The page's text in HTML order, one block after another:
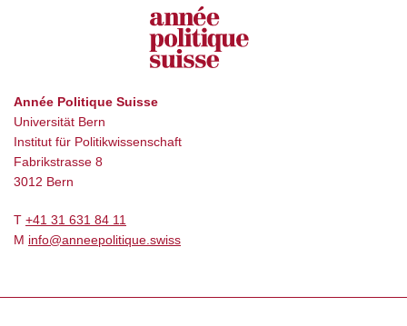
Année Politique Suisse
Universität Bern
Institut für Politikwissenschaft
Fabrikstrasse 8
3012 Bern
T +41 31 631 84 11
M info@anneepolitique.swiss